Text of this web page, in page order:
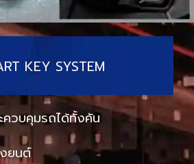
KEY SYSTEM
วบคุมรถได้ทั้งคัน
ยนต์